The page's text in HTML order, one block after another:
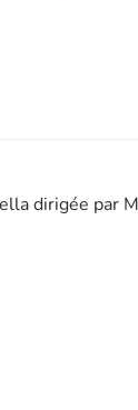
dirigée par